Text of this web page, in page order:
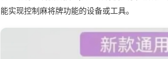
能实现控制麻将牌功能的设备或工具。